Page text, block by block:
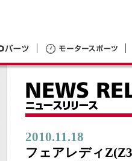
2010.11.18
フェアレディ